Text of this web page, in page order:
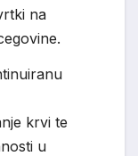
na
krvi te
u